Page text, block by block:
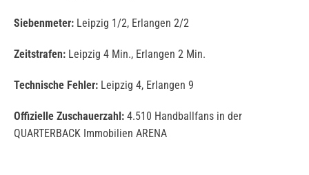
Siebenmeter: Leipzig 1/2, Erlangen 2/2
Zeitstrafen: Leipzig 4 Min., Erlangen 2 Min.
Technische Fehler: Leipzig 4, Erlangen 9
Offizielle Zuschauerzahl: 4.510 Handballfans in der
QUARTERBACK Immobilien ARENA